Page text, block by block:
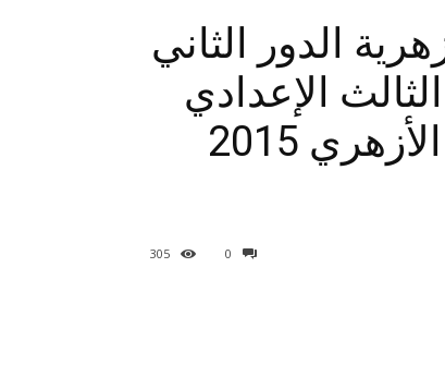
الدور الثاني
الثالث الإعدادي
الأزهري والسادس الابتدائي الأزهري 2015
0
305